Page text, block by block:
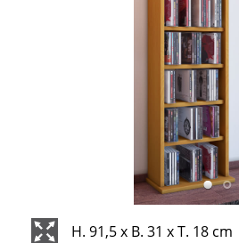
H. 91,5 x B. 31 x T. 18 cm